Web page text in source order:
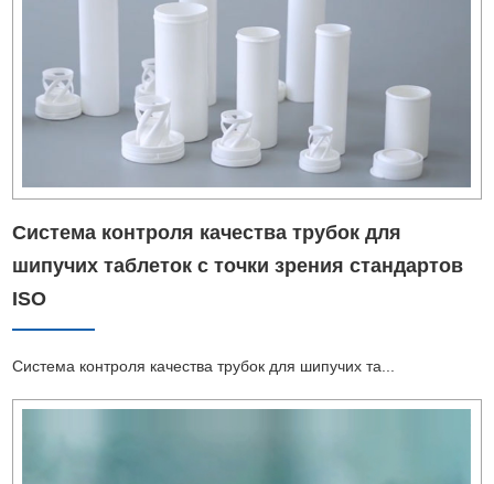
Система контроля качества трубок для
шипучих таблеток с точки зрения стандартов
ISO
Система контроля качества трубок для шипучих та...